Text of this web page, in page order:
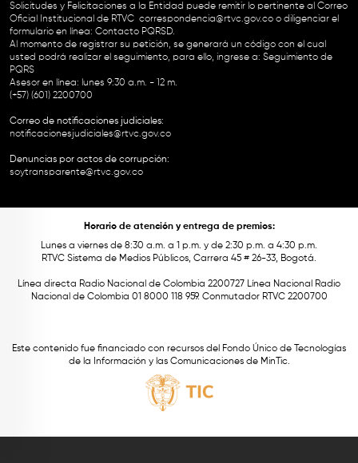
Solicitudes y Felicitaciones a la Entidad puede remitir lo pertinente al Correo
Oficial Institucional de RTVC correspondencia@rtvc.gov.co o diligenciar el
formulario en línea: Contacto PQRSD.
Al momento de registrar su petición, se generará un código con el cual
usted podrá realizar el seguimiento, para ello, ingrese a: Seguimiento de
PQRS
Asesor en línea: lunes 9:30 a.m. - 12 m.
(+57) (601) 2200700
Correo de notificaciones judiciales:
notificacionesjudiciales@rtvc.gov.co
Denuncias por actos de corrupción:
soytransparente@rtvc.gov.co
Horario de atención y entrega de premios:
Lunes a viernes de 8:30 a.m. a 1 p.m. y de 2:30 p.m. a 4:30 p.m.
RTVC Sistema de Medios Públicos, Carrera 45 # 26-33, Bogotá.
Línea directa Radio Nacional de Colombia 2200727 Línea Nacional Radio
Nacional de Colombia 01 8000 118 959. Conmutador RTVC 2200700
Este contenido fue financiado con recursos del Fondo Único de Tecnologías
de la Información y las Comunicaciones de MinTic.